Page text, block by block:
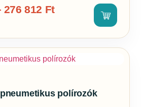
276 812 Ft
pneumetikus polírozók